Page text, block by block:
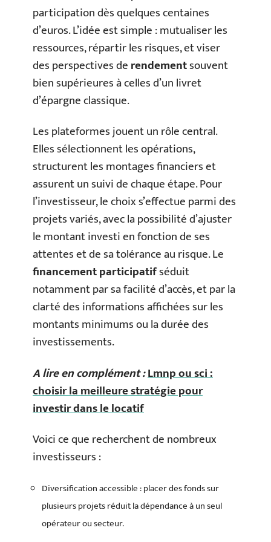
participation dès quelques centaines
d’euros. L’idée est simple : mutualiser les
ressources, répartir les risques, et viser
des perspectives derendementsouvent
bien supérieures à celles d’un livret
d’épargne classique.
Les plateformes jouent un rôle central.
Elles sélectionnent les opérations,
structurent les montages financiers et
assurent un suivi de chaque étape. Pour
l’investisseur, le choix s’effectue parmi des
projets variés, avec la possibilité d’ajuster
le montant investi en fonction de ses
attentes et de sa tolérance au risque. Le
financement participatifséduit
notamment par sa facilité d’accès, et par la
clarté des informations affichées sur les
montants minimums ou la durée des
investissements.
A lire en complément :Lmnp ou sci :
choisir la meilleure stratégie pour
investir dans le locatif
Voici ce que recherchent de nombreux
investisseurs :
Diversification accessible : placer des fonds sur
plusieurs projets réduit la dépendance à un seul
opérateur ou secteur.